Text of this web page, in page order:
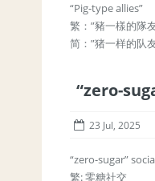
“Pig-type allies”
繁：”豬一樣的隊
简：”猪一样的队
“zero-
23 Jul, 2025
“zero-sugar”
繁: 零糖社交